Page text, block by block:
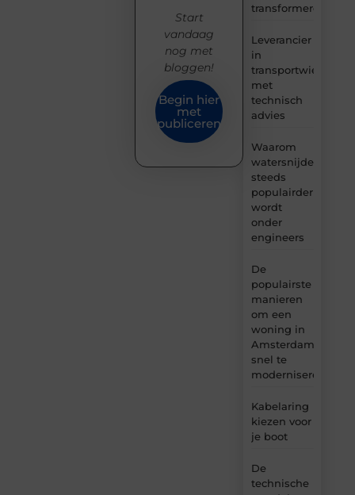
transformeren
Leverancier
in
transportwielen
met
technisch
advies
Waarom
watersnijden
steeds
populairder
wordt
onder
engineers
De
populairste
manieren
om een
woning in
Amsterdam
snel te
moderniseren
Kabelaring
kiezen voor
je boot
De
technische
Start
vandaag
nog met
bloggen!
Begin hier
met
publiceren